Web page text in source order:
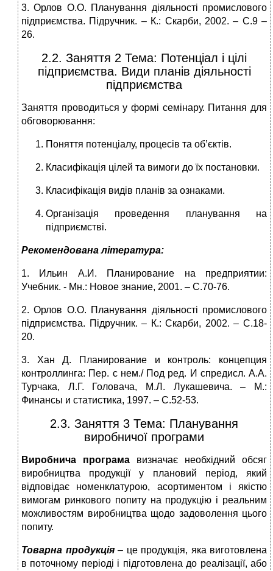
3. Орлов О.О. Планування діяльності промислового
підприємства. Підручник. – К.: Скарби, 2002. – С.9 –
26.
2.2. Заняття 2 Тема: Потенціал і цілі
підприємства. Види планів діяльності
підприємства
Заняття проводиться у формі семінару. Питання для
обговорювання:
Поняття потенціалу, процесів та об’єктів.
Класифікація цілей та вимоги до їх постановки.
Класифікація видів планів за ознаками.
Організація проведення планування на
підприємстві.
Рекомендована література:
1. Ильин А.И. Планирование на предприятии:
Учебник. - Мн.: Новое знание, 2001. – С.70-76.
2. Орлов О.О. Планування діяльності промислового
підприємства. Підручник. – К.: Скарби, 2002. – С.18-
20.
3. Хан Д. Планирование и контроль: концепция
контроллинга: Пер. с нем./ Под ред. И спредисл. А.А.
Турчака, Л.Г. Головача, М.Л. Лукашевича. – М.:
Финансы и статистика, 1997. – С.52-53.
2.3. Заняття 3 Тема: Планування
виробничої програми
Виробнича програма визначає необхідний обсяг
виробництва продукції у плановий період, який
відповідає номенклатурою, асортиментом і якістю
вимогам ринкового попиту на продукцію і реальним
можливостям виробництва щодо задоволення цього
попиту.
Товарна продукція– це продукція, яка виготовлена
в поточному періоді і підготовлена до реалізації, або